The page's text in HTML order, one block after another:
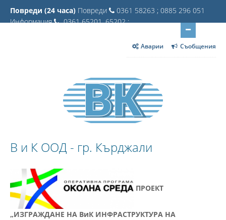
Повреди (24 часа) Повреди
0361 58263 ; 0885 296 051
Информация
0361 65201, 65202 ;
Аварии Съобщения
В и К ООД - гр. Кърджали
ПРОЕКТ
„ИЗГРАЖДАНЕ НА ВиК ИНФРАСТРУКТУРА НА